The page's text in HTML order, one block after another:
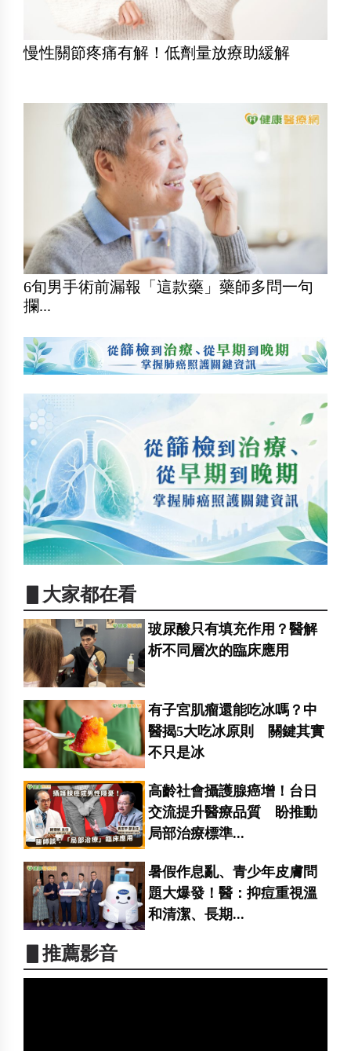
慢性關節疼痛有解！低劑量放療助緩解
6旬男手術前漏報「這款藥」藥師多問一句
攔...
▋大家都在看
玻尿酸只有填充作用？醫解
析不同層次的臨床應用
有子宮肌瘤還能吃冰嗎？中
醫揭5大吃冰原則 關鍵其實
不只是冰
高齡社會攝護腺癌增！台日
交流提升醫療品質 盼推動
局部治療標準...
暑假作息亂、青少年皮膚問
題大爆發！醫：抑痘重視溫
和清潔、長期...
▋推薦影音